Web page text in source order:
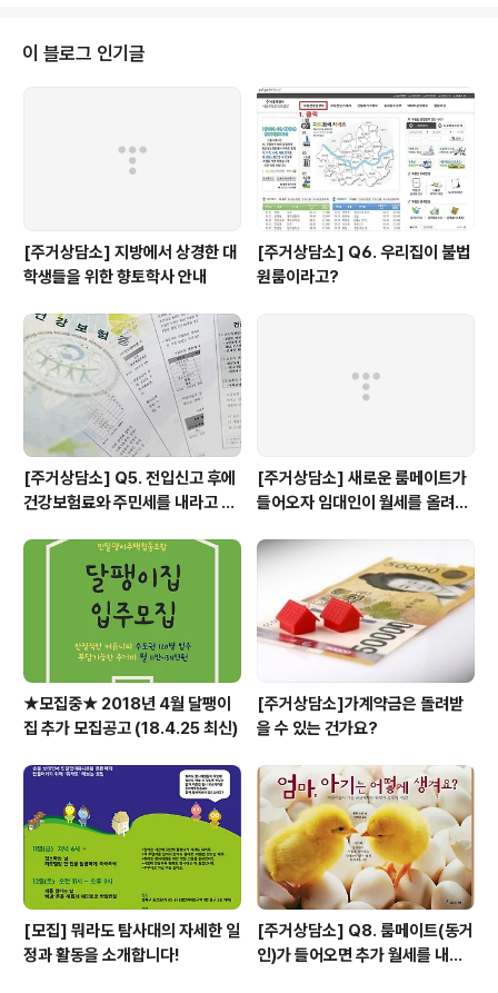
한 현실에 구청과 구의회에 기숙사 신축을 위해 노력하고
또 지역 구성원관 합의가 이루어질 수 있도록 그 역할과 책
임을 촉구하는 내용의 기자회견을 민달팽이 유니온과 함께
이 블로그 인기글
[주거상담소] 지방에서 상경한 대
학생들을 위한 향토학사 안내
[주거상담소] Q6. 우리집이 불법
원룸이라고?
[주거상담소] Q5. 전입신고 후에
건강보험료와 주민세를 내라고 고
[주거상담소] 새로운 룸메이트가
들어오자 임대인이 월세를 올려달
★모집중★ 2018년 4월 달팽이
집 추가 모집공고 (18.4.25 최신)
[주거상담소]가계약금은 돌려받
을 수 있는 건가요?
[모집] 뭐라도 탐사대의 자세한 일
정과 활동을 소개합니다!
[주거상담소] Q8. 룸메이트(동거
인)가 들어오면 추가 월세를 내야